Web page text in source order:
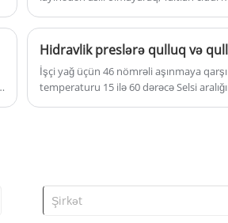
Hidravlik preslərə qulluq və
İşçi yağ üçün 46 nömrəli aşınmaya
temperaturu 15 ilə 60 dərəcə Selsi